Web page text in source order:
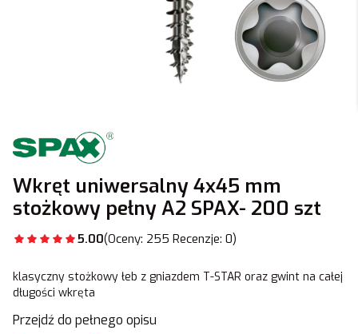
Wkręt uniwersalny 4x45 mm
stożkowy pełny A2 SPAX- 200 szt
5.00(Oceny: 255 Recenzje: 0)
klasyczny stożkowy łeb z gniazdem T-STAR oraz gwint na całej
długości wkręta
Przejdź do pełnego opisu